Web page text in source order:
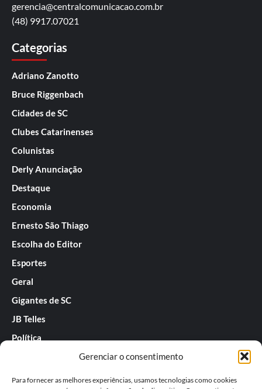
Gerenciar o consentimento
Para fornecer as melhores experiências, usamos tecnologias como cookies
gerencia@centralcomunicacao.com.br
(48) 9917.07021
Categorias
Adriano Zanotto
Bruce Riggenbach
Cidades de SC
Clubes Catarinenses
Colunistas
Derly Anunciação
Destaque
Economia
Ernesto São Thiago
Escolha do Editor
Esportes
Geral
Gigantes de SC
JB Telles
Política
Rafael Guarnieri